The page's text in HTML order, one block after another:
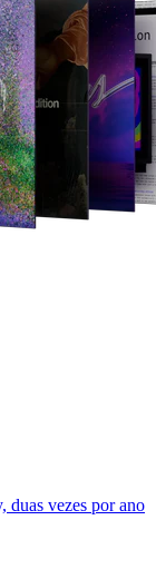
duas vezes por ano